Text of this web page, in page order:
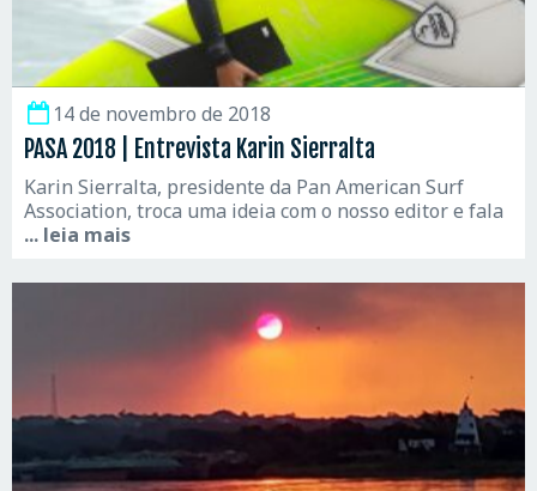
14 de novembro de 2018
PASA 2018 | Entrevista Karin Sierralta
Karin Sierralta, presidente da Pan American Surf
Association, troca uma ideia com o nosso editor e fala
... leia mais